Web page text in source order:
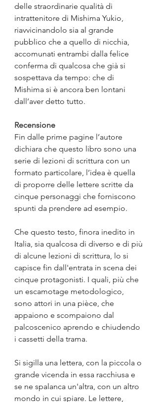
delle straordinarie qualità di
intrattenitore di Mishima Yukio,
riavvicinandolo sia al grande
pubblico che a quello di nicchia,
accomunati entrambi dalla felice
conferma di qualcosa che già si
sospettava da tempo: che di
Mishima si è ancora ben lontani
dall’aver detto tutto.
Recensione
Fin dalle prime pagine l’autore
dichiara che questo libro sono una
serie di lezioni di scrittura con un
formato particolare, l’idea è quella
di proporre delle lettere scritte da
cinque personaggi che forniscono
spunti da prendere ad esempio.
Che questo testo, finora inedito in
Italia, sia qualcosa di diverso e di più
di alcune lezioni di scrittura, lo si
capisce fin dall'entrata in scena dei
cinque protagonisti. I quali, più che
un escamotage metodologico,
sono attori in una pièce, che
appaiono e scompaiono dal
palcoscenico aprendo e chiudendo
i cassetti della trama.
Si sigilla una lettera, con la piccola o
grande vicenda in essa racchiusa e
se ne spalanca un'altra, con un altro
mondo in cui spiare. Le lettere,